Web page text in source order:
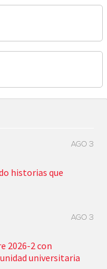
AGO 3
historias que
AGO 3
2026-2 con
universitaria